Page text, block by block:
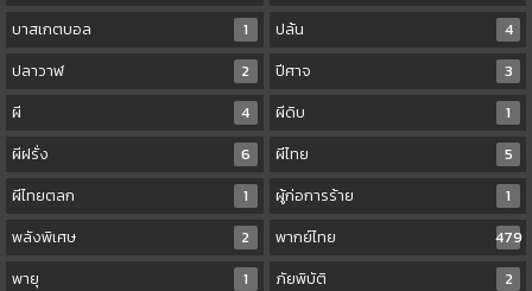
บาสเกตบอล
1 ปล้น
4
ปลาวาฬ
2 ปีศาจ
3
ผี
4 ผีดิบ
1
ผีฝรั่ง
6 ผีไทย
5
ผีไทยตลก
1 ผู้ก่อการร้าย
1
พลังพิเศษ
2 พากย์ไทย
479
พายุ
1 ภัยพิบัติ
2